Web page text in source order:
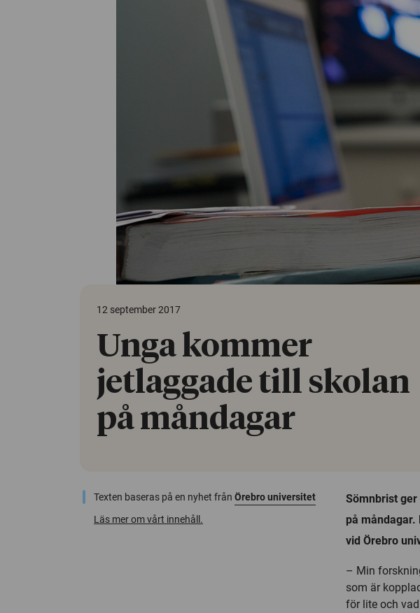
12 september 2017
Unga kommer
jetlaggade till skolan
på måndagar
Texten baseras på en nyhet från Örebro universitet
Läs mer om vårt innehåll.
Sömnbrist
på måndagar.
vid Örebro
– Min
som är
för lite och